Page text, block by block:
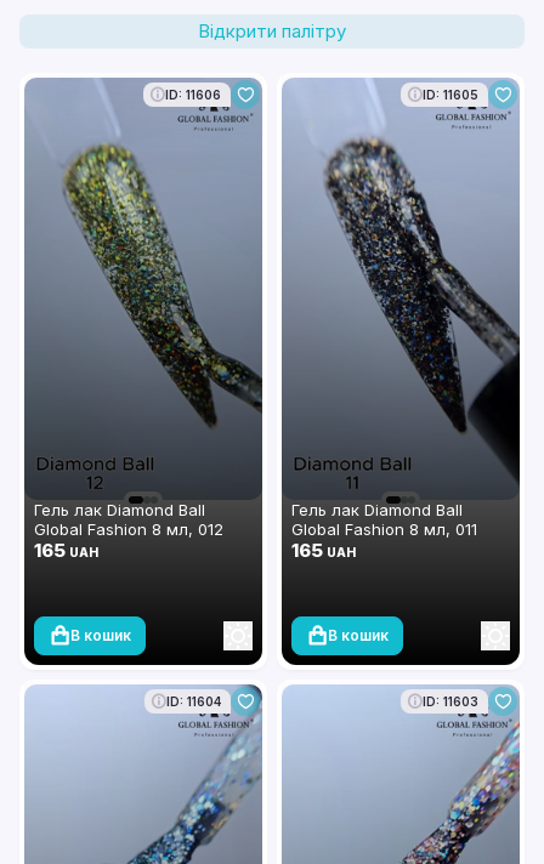
Відкрити палітру
ID: 11606
Гель лак Diamond Ball
Global Fashion 8 мл, 012
165 UAH
В кошик
ID: 11605
Гель лак Diamond Ball
Global Fashion 8 мл, 011
165 UAH
В кошик
ID: 11604 ID: 11603